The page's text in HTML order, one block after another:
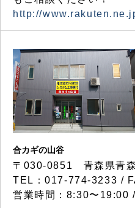
http://
合カギの山谷
〒030-0851 青森県青
TEL：017-774-3233 /
営業時間：8:30〜19:00